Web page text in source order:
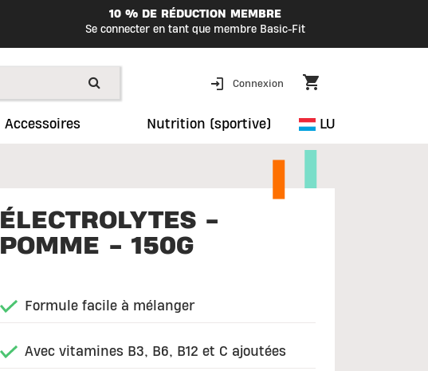
10 % DE RÉDUCTION MEMBRE
Se connecter en tant que membre Basic-Fit
Connexion
Accessoires Nutrition (sportive) LU
ÉLECTROLYTES -
POMME - 150G
Formule facile à mélanger
Avec vitamines B3, B6, B12 et C ajoutées